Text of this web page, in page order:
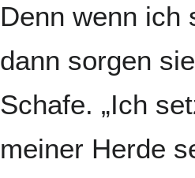
Denn wenn ich
dann sorgen
Schafe. „Ich
meiner Herde